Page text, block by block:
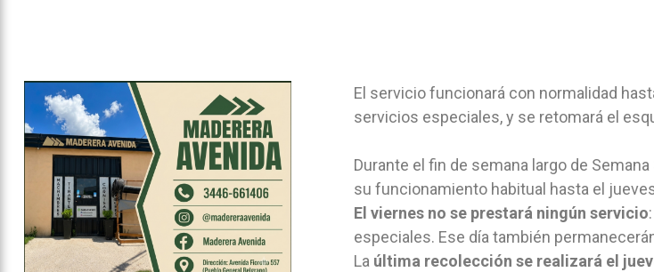
El servicio funcionará con normalidad
servicios especiales, y se retomará el
Durante el fin de semana largo de
su funcionamiento habitual hasta el
El viernes no se prestará ningún servicio
especiales. Ese día también
La última recolección se realizará el